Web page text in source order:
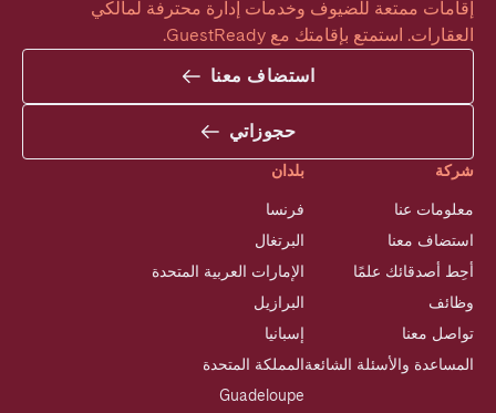
العقارات. استمتع بإقامتك مع GuestReady.
استضاف معنا
حجوزاتي
شركة
معلومات عنا
استضاف معنا
أحِط أصدقائك علمًا
وظائف
تواصل معنا
المساعدة والأسئلة الشائعة
بلدان
فرنسا
البرتغال
الإمارات العربية المتحدة
البرازيل
إسبانيا
المملكة المتحدة
Guadeloupe